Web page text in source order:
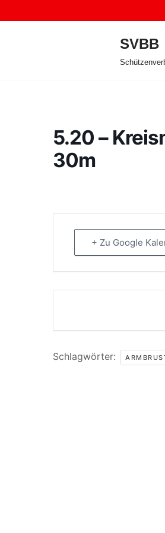
SVBB
5.20 –
30m
+ Zu Google
Schlagwörter: